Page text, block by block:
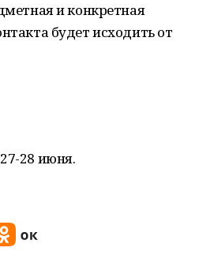
и конкретная
будет исходить от
28 июня.